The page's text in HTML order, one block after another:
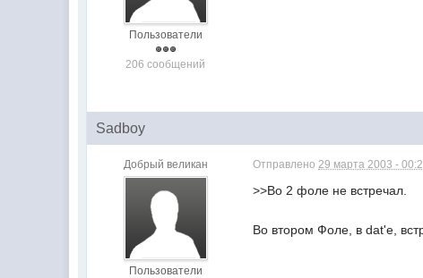
Пользователи
206 сообщений
Sadboy
Добрый великан
Пользователи
Отправлено29 марта 2003 -
>>Во 2 фоле не встречал.
Во втором Фоле, в dat'е,